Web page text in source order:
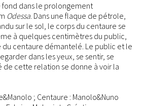
dans le prolongement
Odessa. Dans une flaque de pétrole,
sur le sol, le corps du centaure se
à quelques centimètres du public,
centaure démantelé. Le public et le
dans les yeux, se sentir, se
de cette relation se donne à voir la
; Centaure : Manolo&Nuno